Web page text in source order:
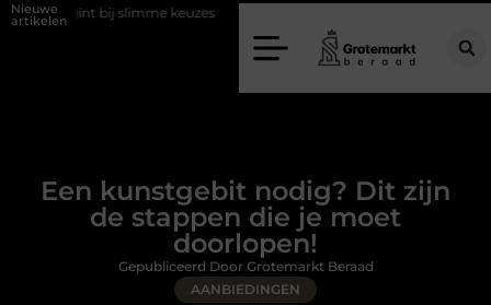
Nieuwe
artikelenkeuzes Waarom kiezen voor een rijschool in Utrecht?
Een kunstgebit nodig? Dit zijn
de stappen die je moet
doorlopen!
AANBIEDINGEN
Gepubliceerd Door Grotemarkt Beraad